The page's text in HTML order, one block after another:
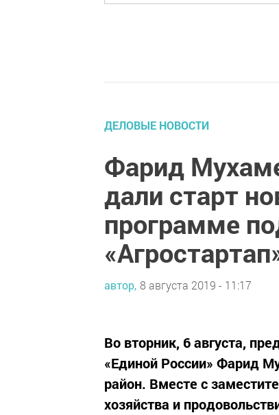
ДЕЛОВЫЕ НОВОСТИ
Фарид
дали старт
программе
автор, 8 августа 2019 - 11:17
Во вторник, 6 августа,
«Единой России» Фарид
район. Вместе с
хозяйства и